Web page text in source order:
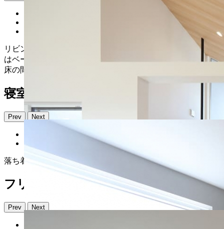
リビング・玄関から緩やかに繋がる畳スペース。畳のカラー
はベージュ系で内装の木調に合わせました。モダンながらも
床の間や地窓、障子を設け、味わいのある和室空間に。
寝室
Prev Next
落ち着いたグレーのクロスで包まれた、くつろぎの寝室。
フリースペース
Prev Next